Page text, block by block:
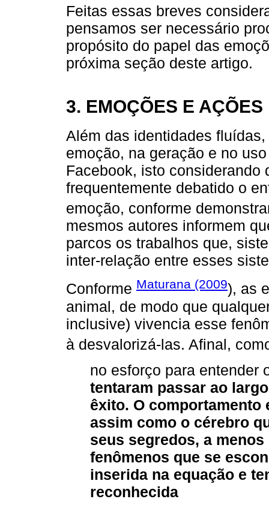
Feitas essas breves
pensamos ser necessário
propósito do papel das
próxima seção deste artigo.
3. EMOÇÕES E
Além das identidades
emoção, na geração e no
Facebook, isto considerando
frequentemente debatido o
emoção, conforme
mesmos autores informem
parcos os trabalhos que,
inter-relação entre esses
Conforme Maturana (2009), as
animal, de modo que
inclusive) vivencia esse
à desvalorizá-las. Afinal,
no esforço para entender
tentaram passar ao
êxito. O comportamento
assim como o cérebro
seus segredos, a
fenômenos que se
inserida na equação e
reconhecida